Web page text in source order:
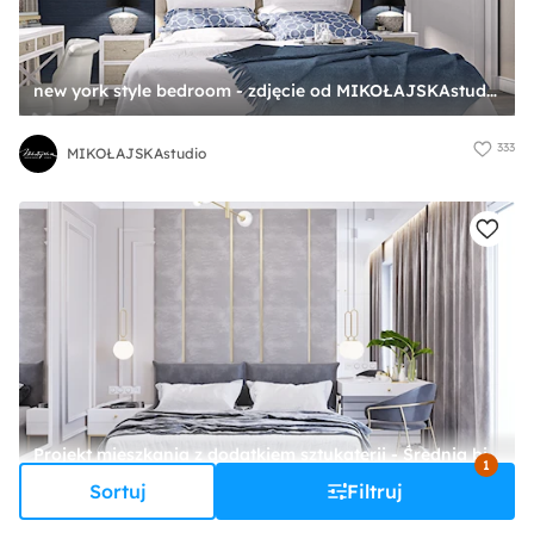
Sortuj Filtruj
1
new york style bedroom - zdjęcie od MIKOŁAJSKAstudio
MIKOŁAJSKAstudio 333
Projekt mieszkania z dodatkiem sztukaterii - Średnia biała szara sypialnia, styl nowoczesny - zdjęcie od Projektowanie Wnetrz Online
Projektowanie Wnetrz Online